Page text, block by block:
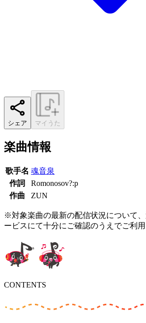
シェア マイうた
楽曲情報
歌手名 魂音泉
作詞
Romonosov?:p
作曲
ZUN
※対象楽曲の最新の配信状況について
ービスにて十分にご確認のうえでご利用
CONTENTS